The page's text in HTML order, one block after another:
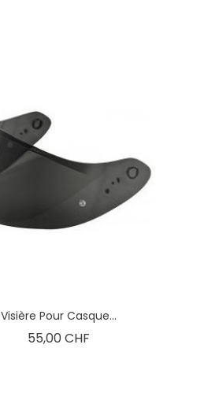
Visière Pour Casque...
55,00 CHF